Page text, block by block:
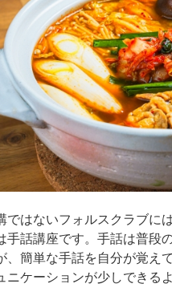
ではないフォルスクラブに
手話講座です。手話は普段
、簡単な手話を自分が覚え
ニケーションが少しできる